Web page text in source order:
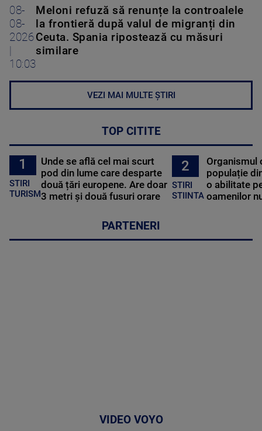
08-
08-
2026
|
10:03
Meloni refuză să renunțe la controalele
la frontieră după valul de migranți din
Ceuta. Spania ripostează cu măsuri
similare
VEZI MAI MULTE ȘTIRI
TOP CITITE
1
STIRI
TURISM
Unde se află cel mai scurt
pod din lume care desparte
două țări europene. Are doar
3 metri și două fusuri orare
2
STIRI
STIINTA
Organismul
populație
o abilitate
oamenilor
PARTENERI
VIDEO VOYO